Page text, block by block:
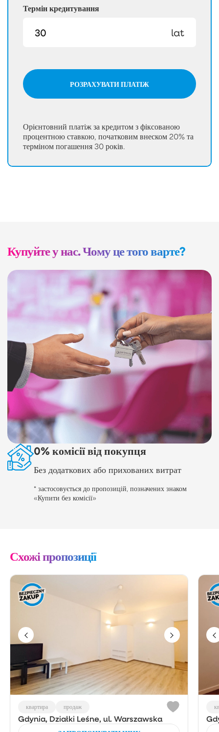
Термін кредитування
lat
РОЗРАХУВАТИ ПЛАТІЖ
Орієнтовний платіж за кредитом з фіксованою
процентною ставкою, початковим внеском 20% та
терміном погашення 30 років.
Купуйте у нас. Чому це того варте?
0% комісії від покупця
Без додаткових або прихованих витрат
* застосовується до пропозицій, позначених знаком
«Купити без комісії»
Схожі пропозиції
квартира продаж
Gdynia, Działki Leśne, ul. Warszawska